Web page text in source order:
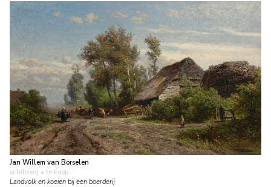
Jan Willem van Borselen
schilderij • te koop
Landvolk en koeien bij een boerderij